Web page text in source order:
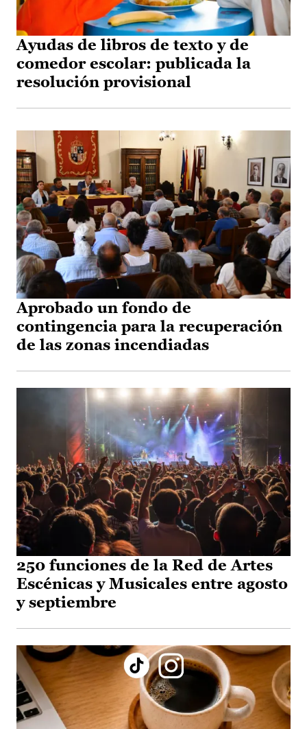
Ayudas de libros de texto y de
comedor escolar: publicada la
resolución provisional
Aprobado un fondo de
contingencia para la recuperación
de las zonas incendiadas
250 funciones de la Red de Artes
Escénicas y Musicales entre agosto
y septiembre